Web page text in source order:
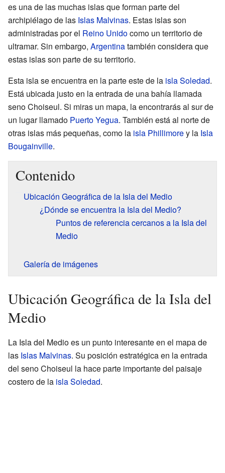
es una de las muchas islas que forman parte del
archipiélago de las Islas Malvinas. Estas islas son
administradas por el Reino Unidocomo un territorio de
ultramar. Sin embargo, Argentinatambién considera que
estas islas son parte de su territorio.
Esta isla se encuentra en la parte este de la isla Soledad.
Está ubicada justo en la entrada de una bahía llamada
seno Choiseul. Si miras un mapa, la encontrarás al sur de
un lugar llamado Puerto Yegua. También está al norte de
otras islas más pequeñas, como la isla Phillimorey la Isla
Bougainville.
Contenido
Ubicación Geográfica de la Isla del Medio
¿Dónde se encuentra la Isla del Medio?
Puntos de referencia cercanos a la Isla del
Medio
Galería de imágenes
Ubicación Geográfica de la Isla del
Medio
La Isla del Medio es un punto interesante en el mapa de
las Islas Malvinas. Su posición estratégica en la entrada
del seno Choiseul la hace parte importante del paisaje
costero de la isla Soledad.